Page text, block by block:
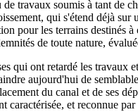
travaux soumis à tant de
qui s'étend déjà
pour les terrains destinés
de toute nature,
qui ont retardé les travaux
aujourd'hui de
du canal et de ses
et reconnue